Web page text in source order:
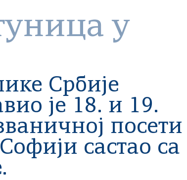
у
Србије
је 18. и 19.
посети
састао са